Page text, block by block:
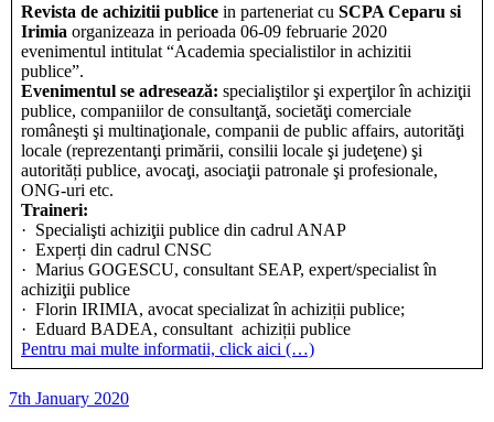
Revista de achizitii publice in parteneriat cu SCPA Ceparu si
Irimia organizeaza in perioada 06-09 februarie 2020
evenimentul intitulat “Academia specialistilor in achizitii
publice”.
Evenimentul se adresează: specialiştilor şi experţilor în achiziţii
publice, companiilor de consultanţă, societăţi comerciale
româneşti şi multinaţionale, companii de public affairs, autorităţi
locale (reprezentanţi primării, consilii locale şi judeţene) şi
autorități publice, avocaţi, asociaţii patronale şi profesionale,
ONG-uri etc.
Traineri:
· Specialişti achiziţii publice din cadrul ANAP
· Experți din cadrul CNSC
· Marius GOGESCU, consultant SEAP, expert/specialist în
achiziţii publice
· Florin IRIMIA, avocat specializat în achiziții publice;
· Eduard BADEA, consultant achiziții publice
Pentru mai multe informatii, click aici (…)
Posted
7th January 2020